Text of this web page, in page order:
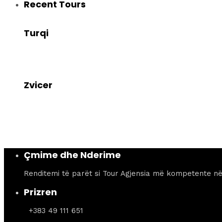
Recent Tours
Turqi
Zvicer
Çmime dhe Nderime
Renditemi të parët si Tour Agjensia më kompetente
Prizren
+383 49 111 651